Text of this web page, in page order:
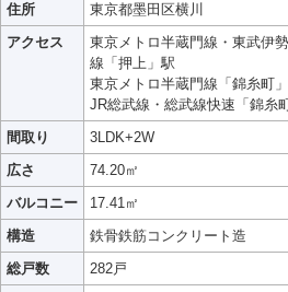
住所
東京都墨田区横川
アクセス
東京メトロ半蔵門線・東武伊
線「押上」駅
東京メトロ半蔵門線「錦糸町
JR総武線・総武線快速「錦糸
間取り
3LDK+2W
広さ
74.20㎡
バルコニー
17.41㎡
構造
鉄骨鉄筋コンクリート造
総戸数
282戸